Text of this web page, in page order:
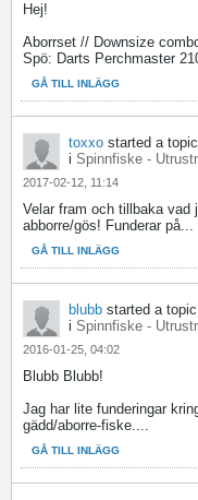
Hej!
Aborrset // Downsize
Spö: Darts Perchmaster
GÅ TILL INLÄGG
toxxo started a topic
i Spinnfiske -
2017-02-12, 11:14
Velar fram och tillbaka vad
abborre/gös! Funderar på...
GÅ TILL INLÄGG
blubb started a topic
i Spinnfiske -
2016-01-25, 04:02
Blubb Blubb!
Jag har lite funderingar
gädd/aborre-fiske....
GÅ TILL INLÄGG